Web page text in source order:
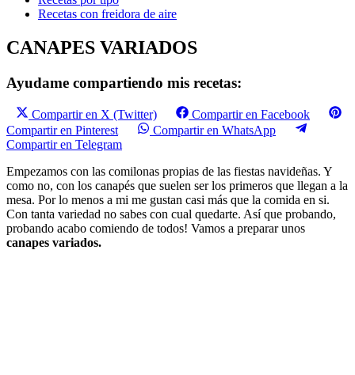
Recetas con freidora de aire
CANAPES VARIADOS
Ayudame compartiendo mis recetas:
Compartir en X (Twitter)
Compartir en Facebook
Compartir en Pinterest
Compartir en WhatsApp
Compartir en Telegram
Empezamos con las comilonas propias de las fiestas navideñas. Y
como no, con los canapés que suelen ser los primeros que llegan a la
mesa. Por lo menos a mi me gustan casi más que la comida en si.
Con tanta variedad no sabes con cual quedarte. Así que probando,
probando acabo comiendo de todos! Vamos a preparar unos
canapes variados.